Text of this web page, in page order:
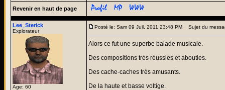
Revenir en haut de page
Lee_Sterick
Explorateur
Age: 60
Posté le: Sam 09 Juil, 2011 23:48 PM Sujet du
Alors ce fut une superbe balade musicale.
Des compositions très réussies et abouties.
Des cache-caches très amusants.
De la haute et basse voltige.